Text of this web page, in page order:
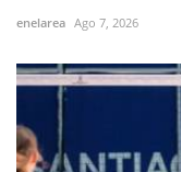
enelarea Ago 7, 2026